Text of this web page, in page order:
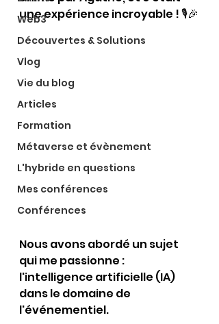
Web3
Découvertes & Solutions
Vlog
Vie du blog
Articles
Formation
Métaverse et évènement
L'hybride en questions
Mes conférences
Conférences
une expérience incroyable ! 🎙️🎉
Nous avons abordé un sujet
qui me passionne :
l'intelligence artificielle (IA)
dans le domaine de
l'événementiel.